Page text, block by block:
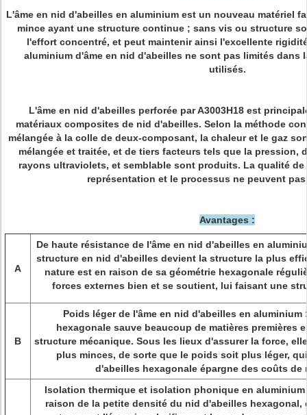
L'âme en nid d'abeilles en aluminium est un nouveau matériel
mince ayant une structure continue ; sans vis ou structure
l'effort concentré, et peut maintenir ainsi l'excellente
aluminium d'âme en nid d'abeilles ne sont pas limités dans
utilisés.
L'âme en nid d'abeilles perforée par A3003H18 est
matériaux composites de nid d'abeilles. Selon la méthode
mélangée à la colle de deux-composant, la chaleur et le gaz
mélangée et traitée, et de tiers facteurs tels que la pression,
rayons ultraviolets, et semblable sont produits. La qualité
représentation et le processus ne peuvent
Avantages :
A
De haute résistance de l'âme en nid d'abeilles en
structure en nid d'abeilles devient la structure la plus
nature est en raison de sa géométrie hexagonale
forces externes bien et se soutient, lui faisant une
B
Poids léger de l'âme en nid d'abeilles en aluminium
hexagonale sauve beaucoup de matières premières
structure mécanique. Sous les lieux d'assurer la force,
plus minces, de sorte que le poids soit plus léger,
d'abeilles hexagonale épargne des coûts de
Isolation thermique et isolation phonique en
raison de la petite densité du nid d'abeilles